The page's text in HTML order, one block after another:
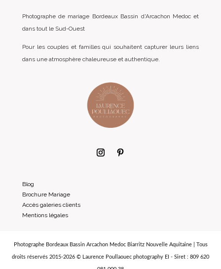
Photographe de mariage Bordeaux Bassin d'Arcachon Medoc et
dans tout le Sud-Ouest
Pour les couples et familles qui souhaitent capturer leurs liens
dans une atmosphère chaleureuse et authentique.
Blog
Brochure Mariage
Accès galeries clients
Mentions légales
Photographe Bordeaux Bassin Arcachon Medoc Biarritz Nouvelle Aquitaine | Tous
droits réservés 2015-2026 © Laurence Poullaouec photography EI - Siret : 809 620